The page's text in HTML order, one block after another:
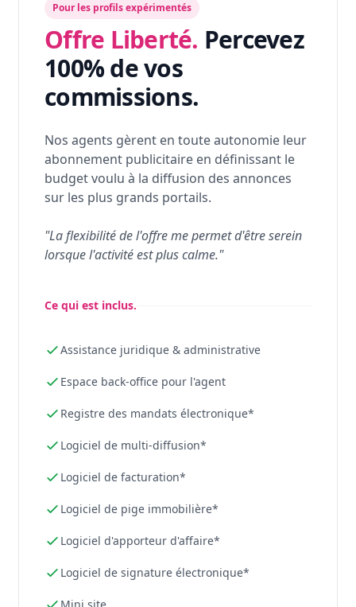
Pour les profils expérimentés
Offre Liberté. Percevez
100% de vos
commissions.
Nos agents gèrent en toute autonomie leur
abonnement publicitaire en définissant le
budget voulu à la diffusion des annonces
sur les plus grands portails.
"La flexibilité de l'offre me permet d'être serein
lorsque l'activité est plus calme."
Ce qui est inclus.
Assistance juridique & administrative
Espace back-office pour l'agent
Registre des mandats électronique*
Logiciel de multi-diffusion*
Logiciel de facturation*
Logiciel de pige immobilière*
Logiciel d'apporteur d'affaire*
Logiciel de signature électronique*